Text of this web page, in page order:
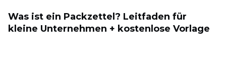
Was ist ein Packzettel? Leitfaden für
kleine Unternehmen + kostenlose Vorlage